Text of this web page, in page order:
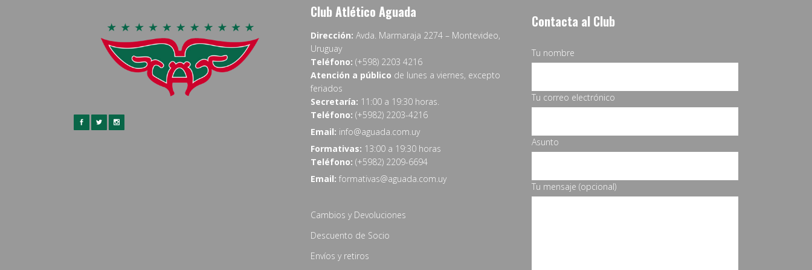
Club Atlético Aguada
Dirección: Avda. Marmaraja 2274 – Montevideo,
Uruguay
Teléfono: (+598) 2203 4216
Atención a público de lunes a viernes, excepto
feriados
Secretaría: 11:00 a 19:30 horas.
Teléfono: (+5982) 2203-4216
Email: info@aguada.com.uy
Formativas: 13:00 a 19:30 horas
Teléfono: (+5982) 2209-6694
Email: formativas@aguada.com.uy
Cambios y Devoluciones
Descuento de Socio
Envíos y retiros
Contacta al Club
Tu nombre
Tu correo electrónico
Asunto
Tu mensaje (opcional)